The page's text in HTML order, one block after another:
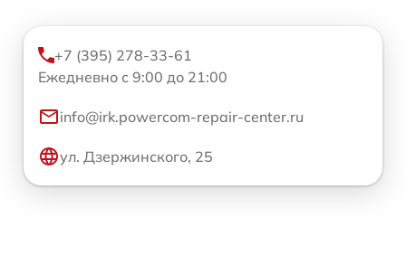
+7 (395) 278-33-61
Ежедневно с 9:00 до 21:00
info@irk.powercom-repair-center.ru
ул. Дзержинского, 25